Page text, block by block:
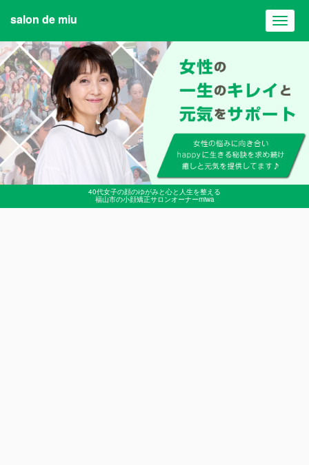
40代女子の顔のゆがみと心と人生を整える
福山市の小顔矯正サロンオーナーmiwa
salon de miu